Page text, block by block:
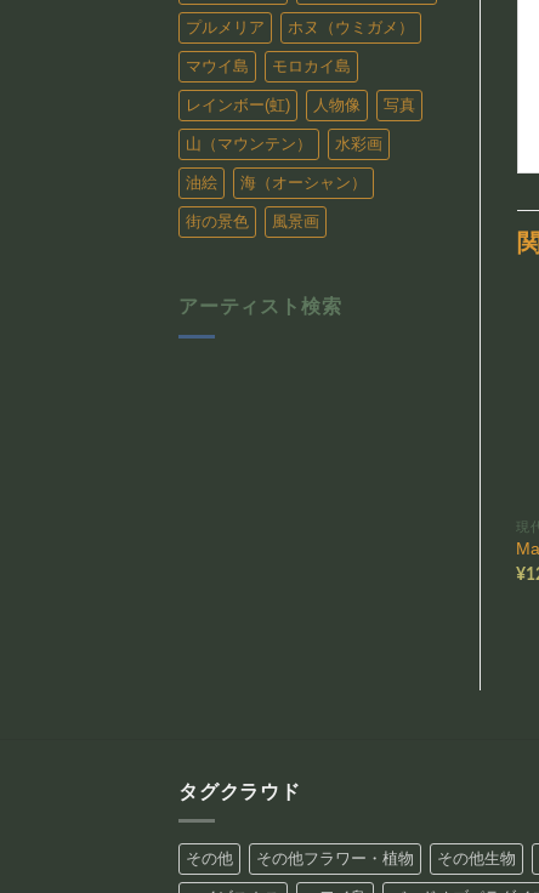
プルメリア ホヌ（ウミガメ）
マウイ島 モロカイ島
レインボー(虹) 人物像 写真
山（マウンテン） 水彩画
油絵 海（オーシャン）
街の景色 風景画
アーティスト検索
現
¥
タグクラウド
その他 その他フラワー・植物 その他生物